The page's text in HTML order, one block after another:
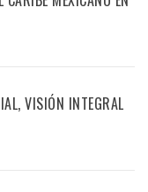
VISIÓN INTEGRAL